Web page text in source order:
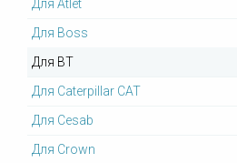
Для Atlet
Для Boss
Для BT
Для Caterpillar CAT
Для Cesab
Для Crown